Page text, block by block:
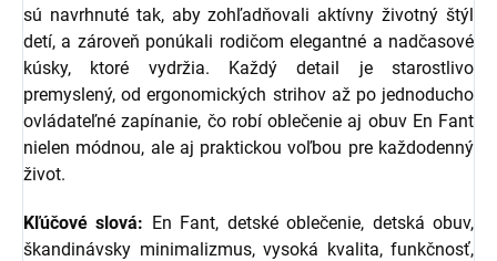
sú navrhnuté tak, aby zohľadňovali aktívny životný štýl
detí, a zároveň ponúkali rodičom elegantné a nadčasové
kúsky, ktoré vydržia. Každý detail je starostlivo
premyslený, od ergonomických strihov až po jednoducho
ovládateľné zapínanie, čo robí oblečenie aj obuv En Fant
nielen módnou, ale aj praktickou voľbou pre každodenný
život.
Kľúčové slová: En Fant, detské oblečenie, detská obuv,
škandinávsky minimalizmus, vysoká kvalita, funkčnosť,